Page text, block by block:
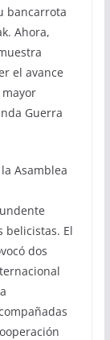
bancarrota
Ahora,
el avance
Guerra
Asamblea
belicistas. El
dos